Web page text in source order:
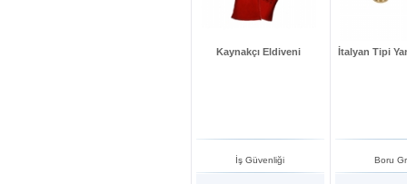
Kaynakçı Eldiveni
İş Güvenliği
İtalyan Tipi
Boru